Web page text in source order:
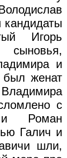
Игорь
и
был женат
с
и Роман
Галич и
шли,